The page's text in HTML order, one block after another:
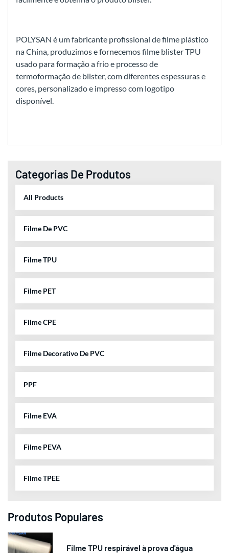
POLYSAN é um fabricante profissional de filme plástico
na China, produzimos e fornecemos filme blister TPU
usado para formação a frio e processo de
termoformação de blister, com diferentes espessuras e
cores, personalizado e impresso com logotipo
disponível.
Categorias De Produtos
All Products
Filme De PVC
Filme TPU
Filme PET
Filme CPE
Filme Decorativo De PVC
PPF
Filme EVA
Filme PEVA
Filme TPEE
Produtos Populares
Filme TPU respirável à prova d'água